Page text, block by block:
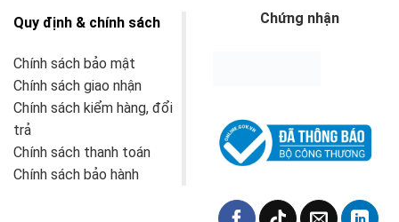
Quy định & chính sách
Chính sách bảo mật
Chính sách giao nhận
Chính sách kiểm hàng, đổi
trả
Chính sách thanh toán
Chính sách bảo hành
Chứng nhận